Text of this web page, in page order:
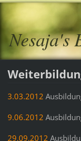
Nesaja's
3.03.2012
9.06.2012
29.09.2012